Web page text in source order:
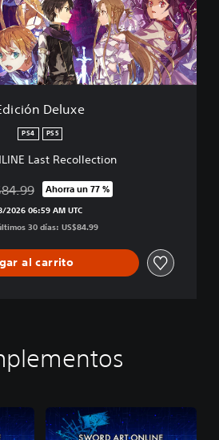
Deluxe
PS4 PS5
Last Recollection
del precio original de US$84.99
Ahorra un 77 %
06:59 AM UTC
30 días: US$84.99
al carrito